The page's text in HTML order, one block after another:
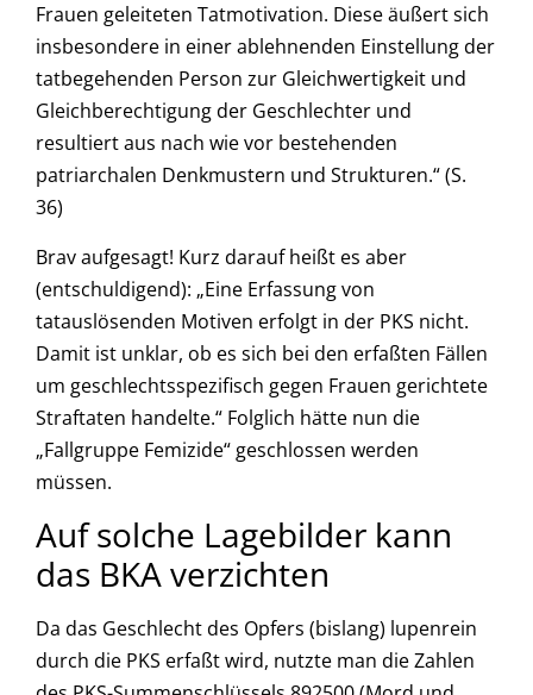
Frauen geleiteten Tatmotivation. Diese äußert sich
insbesondere in einer ablehnenden Einstellung der
tatbegehenden Person zur Gleichwertigkeit und
Gleichberechtigung der Geschlechter und
resultiert aus nach wie vor bestehenden
patriarchalen Denkmustern und Strukturen.“ (S.
36)
Brav aufgesagt! Kurz darauf heißt es aber
(entschuldigend): „Eine Erfassung von
tatauslösenden Motiven erfolgt in der PKS nicht.
Damit ist unklar, ob es sich bei den erfaßten Fällen
um geschlechtsspezifisch gegen Frauen gerichtete
Straftaten handelte.“ Folglich hätte nun die
„Fallgruppe Femizide“ geschlossen werden
müssen.
Auf solche Lagebilder kann
das BKA verzichten
Da das Geschlecht des Opfers (bislang) lupenrein
durch die PKS erfaßt wird, nutzte man die Zahlen